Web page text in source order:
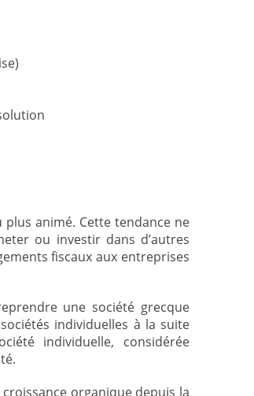
animé. Cette tendance ne
ou investir dans d’autres
fiscaux aux entreprises
une société grecque
individuelles à la suite
individuelle, considérée
organique depuis la